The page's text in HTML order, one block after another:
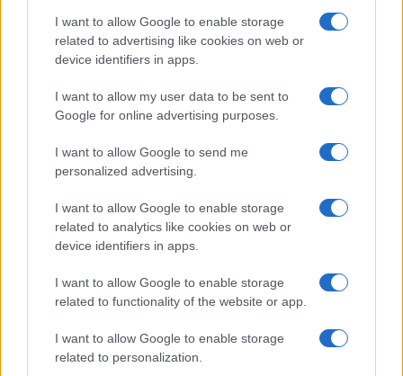
I want to allow Google to enable storage
related to advertising like cookies on web or
device identifiers in apps.
I want to allow my user data to be sent to
Google for online advertising purposes.
I want to allow Google to send me
personalized advertising.
I want to allow Google to enable storage
related to analytics like cookies on web or
device identifiers in apps.
I want to allow Google to enable storage
related to functionality of the website or app.
I want to allow Google to enable storage
related to personalization.
Salis, tra Nord-Ovest e Isole, invece, si è fermata a
164mila voti.
Ps: e al momento mancano ancora le preferenze
del Comune di Roma, in clamoroso ritardo
rispetto a tutti gli altri collegi d’Italia. Meloni
potrebbe superare anche l’exploit di Salvini nel